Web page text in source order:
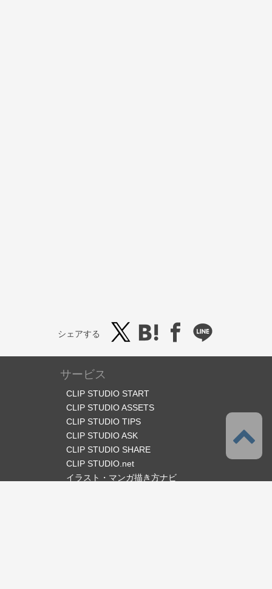
シェアする
サービス
CLIP STUDIO START
CLIP STUDIO ASSETS
CLIP STUDIO TIPS
CLIP STUDIO ASK
CLIP STUDIO SHARE
CLIP STUDIO.net
イラスト・マンガ描き方ナビ